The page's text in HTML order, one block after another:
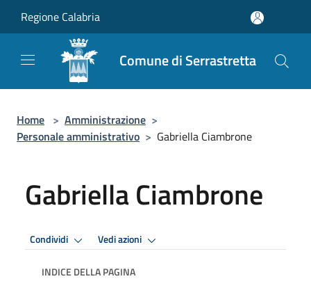
Regione Calabria
Comune di Serrastretta
Home > Amministrazione >
Personale amministrativo > Gabriella Ciambrone
Gabriella Ciambrone
Condividi Vedi azioni
INDICE DELLA PAGINA